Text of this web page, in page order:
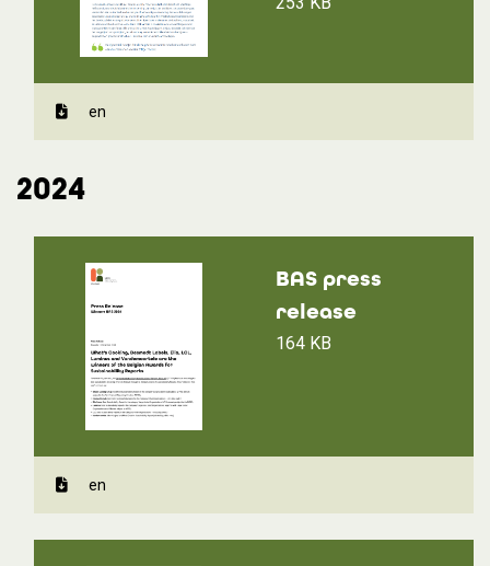
en
2024
BAS press
release
164 KB
en